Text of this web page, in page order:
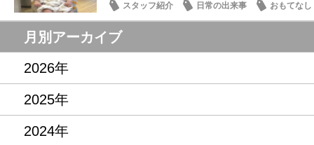
スタッフ紹介 日常の出来事 おもてなし
月別アーカイブ
2026年
2025年
2024年